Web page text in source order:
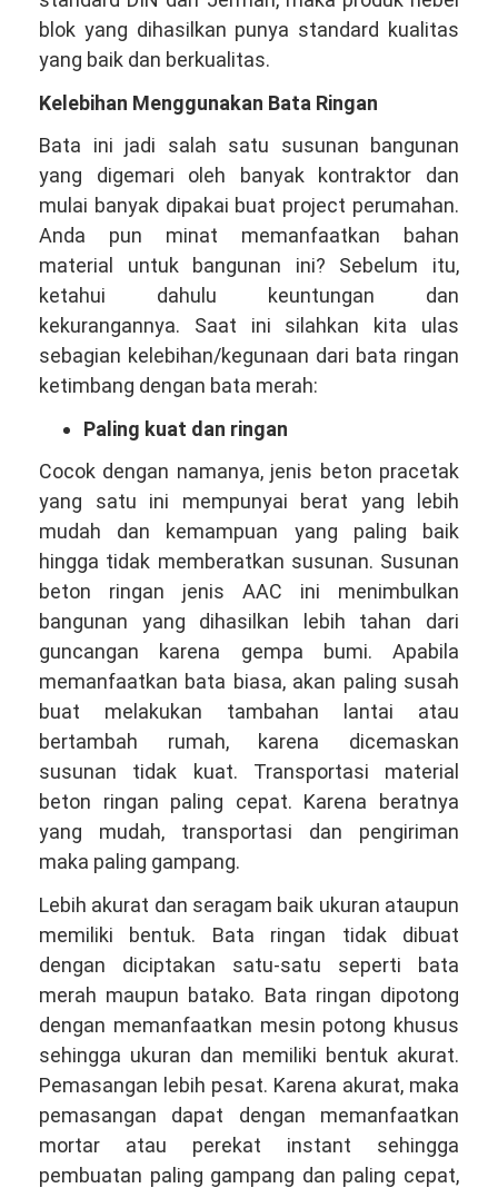
blok yang dihasilkan punya standard kualitas
yang baik dan berkualitas.
Kelebihan Menggunakan Bata Ringan
Bata ini jadi salah satu susunan bangunan
yang digemari oleh banyak kontraktor dan
mulai banyak dipakai buat project perumahan.
Anda pun minat memanfaatkan bahan
material untuk bangunan ini? Sebelum itu,
ketahui dahulu keuntungan dan
kekurangannya. Saat ini silahkan kita ulas
sebagian kelebihan/kegunaan dari bata ringan
ketimbang dengan bata merah:
Paling kuat dan ringan
Cocok dengan namanya, jenis beton pracetak
yang satu ini mempunyai berat yang lebih
mudah dan kemampuan yang paling baik
hingga tidak memberatkan susunan. Susunan
beton ringan jenis AAC ini menimbulkan
bangunan yang dihasilkan lebih tahan dari
guncangan karena gempa bumi. Apabila
memanfaatkan bata biasa, akan paling susah
buat melakukan tambahan lantai atau
bertambah rumah, karena dicemaskan
susunan tidak kuat. Transportasi material
beton ringan paling cepat. Karena beratnya
yang mudah, transportasi dan pengiriman
maka paling gampang.
Lebih akurat dan seragam baik ukuran ataupun
memiliki bentuk. Bata ringan tidak dibuat
dengan diciptakan satu-satu seperti bata
merah maupun batako. Bata ringan dipotong
dengan memanfaatkan mesin potong khusus
sehingga ukuran dan memiliki bentuk akurat.
Pemasangan lebih pesat. Karena akurat, maka
pemasangan dapat dengan memanfaatkan
mortar atau perekat instant sehingga
pembuatan paling gampang dan paling cepat,